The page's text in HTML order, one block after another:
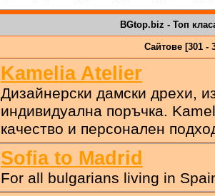
BGtop.biz - Топ
Сайтове [301 -
Kamelia Atelier
Дизайнерски дамски дрехи,
индивидуална поръчка.
качество и персонален
Sofia to Madrid
For all bulgarians living in